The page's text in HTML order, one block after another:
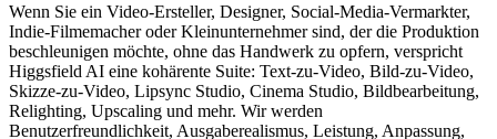
Wenn Sie ein Video-Ersteller, Designer, Social-Media-Vermarkter,
Indie-Filmemacher oder Kleinunternehmer sind, der die Produktion
beschleunigen möchte, ohne das Handwerk zu opfern, verspricht
Higgsfield AI eine kohärente Suite: Text-zu-Video, Bild-zu-Video,
Skizze-zu-Video, Lipsync Studio, Cinema Studio, Bildbearbeitung,
Relighting, Upscaling und mehr. Wir werden
Benutzerfreundlichkeit, Ausgaberealismus, Leistung, Anpassung,